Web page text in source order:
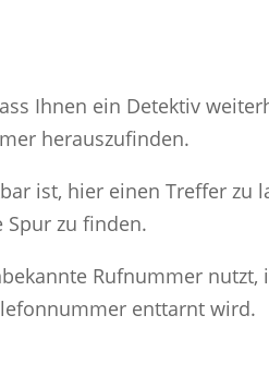
Ihnen ein Detektiv
herauszufinden.
ist, hier einen Treffer zu
zu finden.
Rufnummer nutzt,
enttarnt wird.